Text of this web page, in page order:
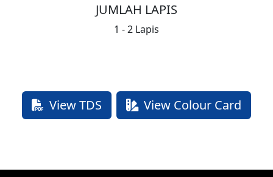
JUMLAH LAPIS
1 - 2 Lapis
View TDS View Colour Card